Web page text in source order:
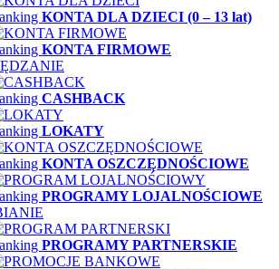
KONTA DLA DZIECI (0 – 13 lat)
KONTA FIRMOWE
CASHBACK
LOKATY
KONTA OSZCZĘDNOŚCIOWE
PROGRAMY LOJALNOŚCIOWE
PROGRAMY PARTNERSKIE